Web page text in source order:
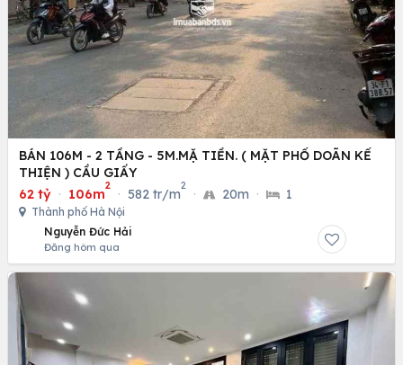
BÁN 106M - 2 TẦNG - 5M.MẶ TIỀN. ( MẶT PHỐ DOÃN KẾ
THIỆN ) CẦU GIẤY
62 tỷ · 106m
2
· 582 tr/m
2
· 20m · 1
Thành phố Hà Nội
Nguyễn Đức Hải
Đăng hôm qua